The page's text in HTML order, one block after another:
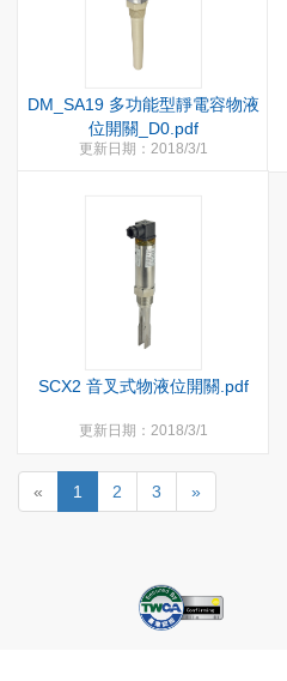
DM_SA19 多功能型靜電容物液
位開關_D0.pdf
更新日期：2018/3/1
SCX2 音叉式物液位開關.pdf
更新日期：2018/3/1
« 1 2 3 »